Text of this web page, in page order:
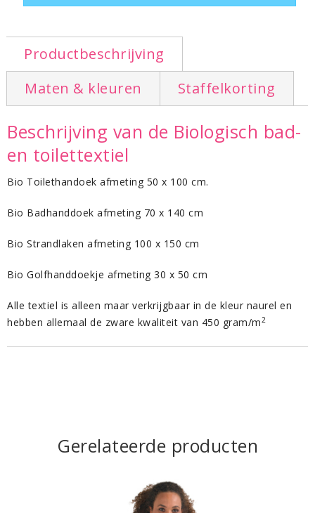
Productbeschrijving
Maten & kleuren
Staffelkorting
Beschrijving van de Biologisch bad-
en toilettextiel
Bio Toilethandoek afmeting 50 x 100 cm.
Bio Badhanddoek afmeting 70 x 140 cm
Bio Strandlaken afmeting 100 x 150 cm
Bio Golfhanddoekje afmeting 30 x 50 cm
Alle textiel is alleen maar verkrijgbaar in de kleur naurel en
hebben allemaal de zware kwaliteit van 450 gram/m2
Gerelateerde producten